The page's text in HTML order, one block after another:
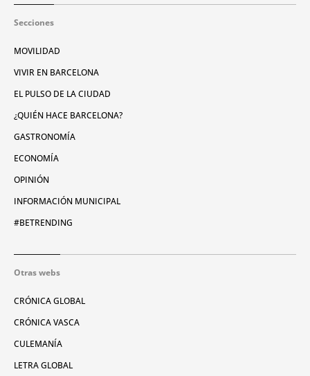
Secciones
MOVILIDAD
VIVIR EN BARCELONA
EL PULSO DE LA CIUDAD
¿QUIÉN HACE BARCELONA?
GASTRONOMÍA
ECONOMÍA
OPINIÓN
INFORMACIÓN MUNICIPAL
#BETRENDING
Otras webs
CRÓNICA GLOBAL
CRÓNICA VASCA
CULEMANÍA
LETRA GLOBAL